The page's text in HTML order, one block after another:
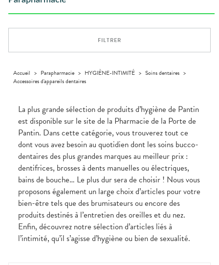
médicaux
DE GARDE
DISPOSITIFS
APPLICATION
D’ORDONNANCE
FILTRER
Accueil > Parapharmacie > HYGIÈNE-INTIMITÉ > Soins dentaires >
Accessoires d'appareils dentaires
La plus grande sélection de produits d’hygiène de Pantin
est disponible sur le site de la Pharmacie de la Porte de
Pantin. Dans cette catégorie, vous trouverez tout ce
dont vous avez besoin au quotidien dont les soins bucco-
dentaires des plus grandes marques au meilleur prix :
dentifrices, brosses à dents manuelles ou électriques,
bains de bouche… Le plus dur sera de choisir ! Nous vous
proposons également un large choix d’articles pour votre
bien-être tels que des brumisateurs ou encore des
produits destinés à l’entretien des oreilles et du nez.
Enfin, découvrez notre sélection d’articles liés à
l’intimité, qu’il s’agisse d’hygiène ou bien de sexualité.